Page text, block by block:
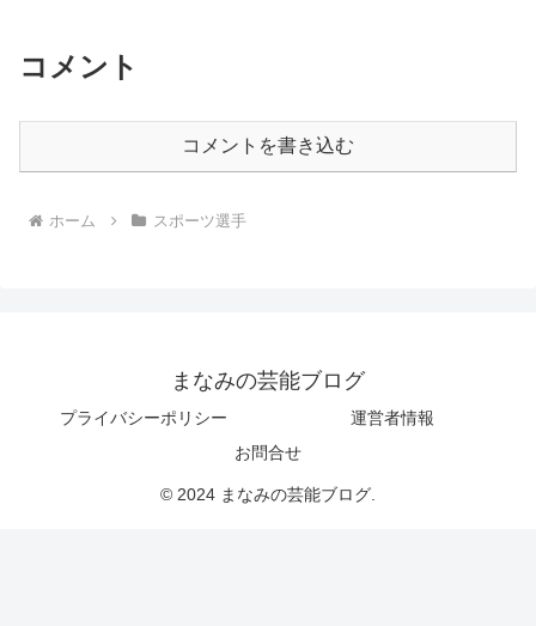
コメント
コメントを書き込む
ホーム スポーツ選手
まなみの芸能ブログ
プライバシーポリシー
運営者情報
お問合せ
© 2024 まなみの芸能ブログ.